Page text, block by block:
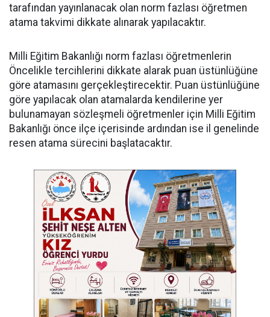
tarafından yayınlanacak olan norm fazlası öğretmen
atama takvimi dikkate alınarak yapılacaktır.
Milli Eğitim Bakanlığı norm fazlası öğretmenlerin
Öncelikle tercihlerini dikkate alarak puan üstünlüğüne
göre atamasını gerçekleştirecektir. Puan üstünlüğüne
göre yapılacak olan atamalarda kendilerine yer
bulunamayan sözleşmeli öğretmenler için Milli Eğitim
Bakanlığı önce ilçe içerisinde ardından ise il genelinde
resen atama sürecini başlatacaktır.